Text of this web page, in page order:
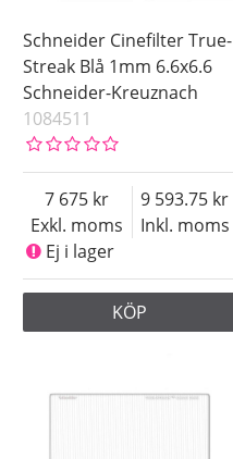
Schneider Cinefilter True-
Streak Blå 1mm 6.6x6.6
Schneider-Kreuznach
1084511
Exkl. moms
7 675
Inkl. moms
9 593.75
Ej i lager
KÖP